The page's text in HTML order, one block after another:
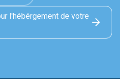
l'hébérgement de votre